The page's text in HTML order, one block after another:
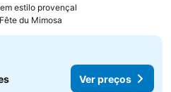
estilo provençal
du Mimosa
Ver preços